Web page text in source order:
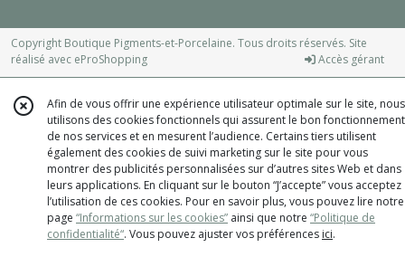
Copyright Boutique Pigments-et-Porcelaine. Tous droits réservés. Site
réalisé avec eProShopping Accès gérant
Afin de vous offrir une expérience utilisateur optimale sur le site, nous
utilisons des cookies fonctionnels qui assurent le bon fonctionnement
de nos services et en mesurent l’audience. Certains tiers utilisent
également des cookies de suivi marketing sur le site pour vous
montrer des publicités personnalisées sur d’autres sites Web et dans
leurs applications. En cliquant sur le bouton “J’accepte” vous acceptez
l’utilisation de ces cookies. Pour en savoir plus, vous pouvez lire notre
page “Informations sur les cookies” ainsi que notre “Politique de
confidentialité“. Vous pouvez ajuster vos préférences ici.